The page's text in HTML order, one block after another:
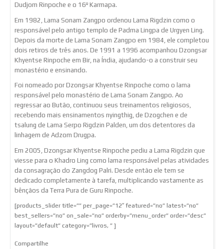
Dudjom Rinpoche e o 16º Karmapa.
Em 1982, Lama Sonam Zangpo ordenou Lama Rigdzin como o
responsável pelo antigo templo de Padma Lingpa de Urgyen Ling.
Depois da morte de Lama Sonam Zangpo em 1984, ele completou
dois retiros de três anos. De 1991 a 1996 acompanhou Dzongsar
Khyentse Rinpoche em Bir, na Índia, ajudando-o a construir seu
monastério e ensinando.
Foi nomeado por Dzongsar Khyentse Rinpoche como o lama
responsável pelo monastério de Lama Sonam Zangpo. Ao
regressar ao Butão, continuou seus treinamentos religiosos,
recebendo mais ensinamentos nyingthig, de Dzogchen e de
tsalung de Lama Serpo Rigdzin Palden, um dos detentores da
linhagem de Adzom Drugpa.
Em 2005, Dzongsar Khyentse Rinpoche pediu a Lama Rigdzin que
viesse para o Khadro Ling como lama responsável pelas atividades
da consagração do Zangdog Palri. Desde então ele tem se
dedicado completamente à tarefa, multiplicando vastamente as
bênçãos da Terra Pura de Guru Rinpoche.
[products_slider title=”” per_page=”12″ featured=”no” latest=”no”
best_sellers=”no” on_sale=”no” orderby=”menu_order” order=”desc”
layout=”default” category=”livros, ” ]
Compartilhe